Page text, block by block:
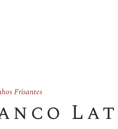
Frisantes